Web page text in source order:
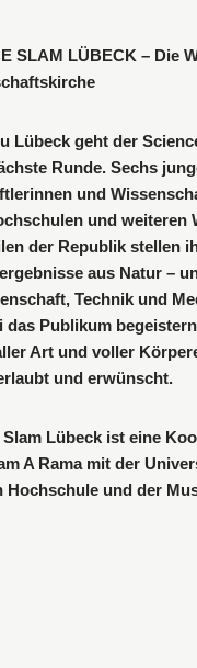
SLAM LÜBECK – Die
Lübeck geht der
Runde. Sechs
und
und weiteren
der Republik stellen
aus Natur –
Technik und
das Publikum
Art und voller
und erwünscht.
Slam Lübeck ist eine
A Rama mit der
Hochschule und der